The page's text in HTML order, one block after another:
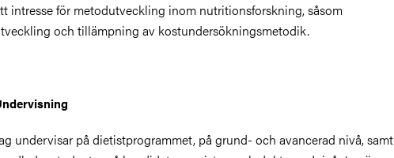
intresse för metodutveckling inom nutritionsforskning, såsom
och tillämpning av kostundersökningsmetodik.
undervisar på dietistprogrammet, på grund- och avancerad nivå, samt